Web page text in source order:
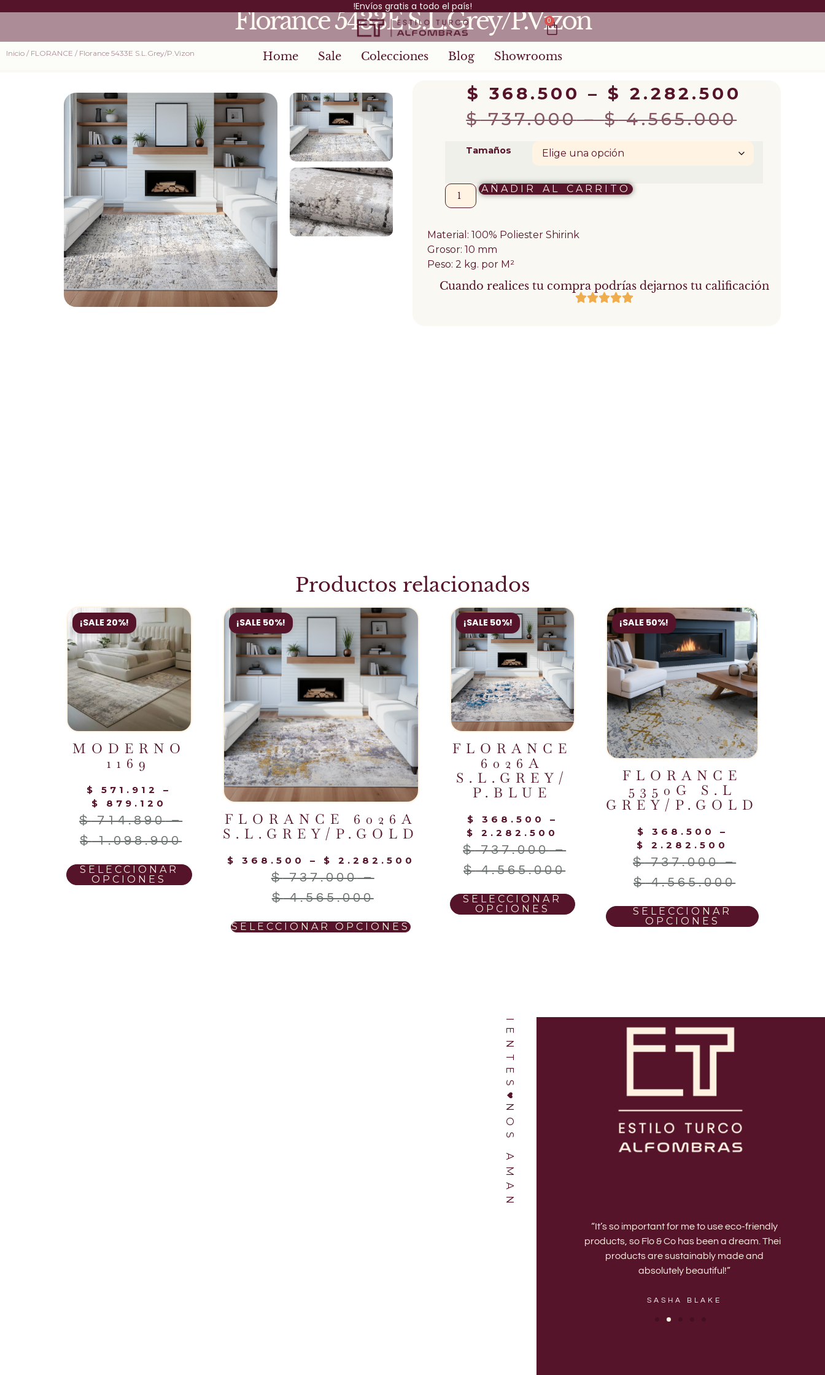
!Envíos gratis a todo el país!
0
Home Sale Colecciones Blog Showrooms
Florance 5433E S.L.Grey/P.Vizon
Inicio / FLORANCE / Florance 5433E S.L.Grey/P.Vizon
$ 368.500 – $ 2.282.500
$737.000–$4.565.000
Tamaños
AÑADIR AL CARRITO
Material: 100% Poliester Shirink
Grosor: 10 mm
Peso: 2 kg. por M²
Cuando realices tu compra podrías dejarnos tu calificación
Productos relacionados
¡SALE 20%!
MODERNO
1169
$ 571.912
–
$
879.120
$714.890–
$1.098.900
SELECCIONAR
OPCIONES
¡SALE 50%!
FLORANCE 6026A
S.L.GREY/P.GOLD
$ 368.500 – $ 2.282.500
$737.000–
$4.565.000
SELECCIONAR OPCIONES
¡SALE 50%!
FLORANCE
6026A
S.L.GREY/
P.BLUE
$ 368.500
–
$
2.282.500
$737.000–
$4.565.000
SELECCIONAR
OPCIONES
¡SALE 50%!
FLORANCE
5350G S.L
GREY/P.GOLD
$ 368.500
–
$
2.282.500
$737.000–
$4.565.000
SELECCIONAR
OPCIONES
NUESTROS CLIENTES
NOS AMAN
“It’s so important for me to use eco-friendly
products, so Flo & Co has been a dream. Their
products are sustainably made and
absolutely beautiful!”
SASHA BLAKE